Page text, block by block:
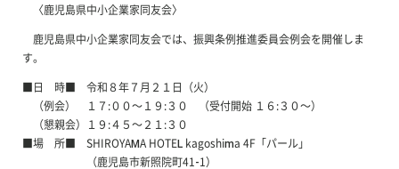
〈鹿児島県中小企業家同友会〉
鹿児島県中小企業家同友会では、振興条例推進委員会例会を開催しま
す。
■日 時■ 令和８年７月２１日（火）
（例会） １７:００～１９:３０ （受付開始 １６:３０～）
（懇親会）１９:４５～２１:３０
■場 所■ SHIROYAMA HOTEL kagoshima 4F「パール」
（鹿児島市新照院町41-1）